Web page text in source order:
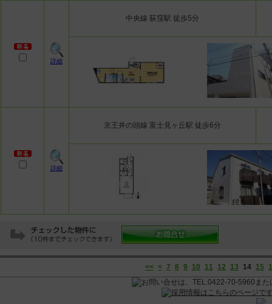
詳細
中央線 荻窪駅 徒歩5分
詳細
京王井の頭線 富士見ヶ丘駅 徒歩6分
<< < 7 8 9 10 11 12 13 14 15